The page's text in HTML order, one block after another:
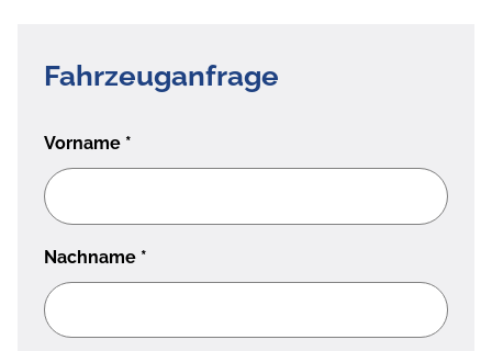
Fahrzeuganfrage
Vorname *
Nachname *